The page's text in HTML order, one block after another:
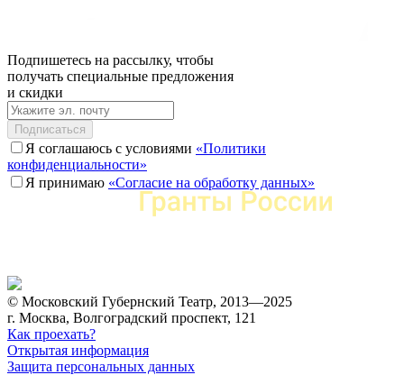
Подпишетесь на рассылку, чтобы
получать специальные предложения
и скидки
Подписаться
Я соглашаюсь с условиями «Политики
конфиденциальности»
Я принимаю «Согласие на обработку данных»
© Московский Губернский Театр, 2013—2025
г. Москва, Волгоградский проспект, 121
Как проехать?
Открытая информация
Защита персональных данных